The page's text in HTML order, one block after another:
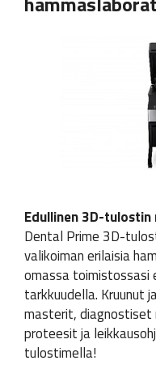
Edullinen 3D-
Dental Prime 3D-
valikoiman erilaisia
omassa toimistossasi
tarkkuudella. Kruunut
masterit,
proteesit ja
tulostimella!